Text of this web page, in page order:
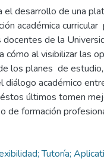
el desarrollo de una
académica
de la
cómo al visibilizar las
los planes de
diálogo académico
últimos tomen
de formación
Tutoría;